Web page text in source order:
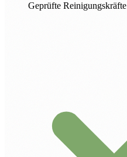
Geprüfte Reinigungskräfte